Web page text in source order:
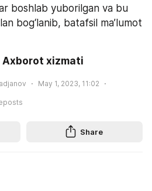
boshlab yuborilgan va bu
bog‘lanib, batafsil ma’lumot
Axborot xizmati
May 1, 2023, 11:02
Share